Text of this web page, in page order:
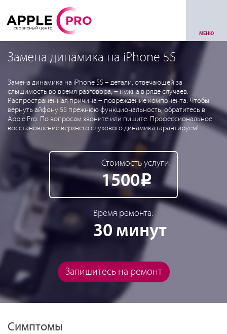
МЕНЮ
Замена динамика на iPhone 5S
Замена динамика на iPhone 5S – детали, отвечающей за
слышимость во время разговора, – нужна в ряде случаев.
Распространенная причина – повреждение компонента. Чтобы
вернуть айфону 5S прежнюю функциональность, обратитесь в
Apple Pro. По вопросам звоните или пишите. Профессиональное
восстановление верхнего слухового динамика гарантируем!
Стоимость услуги:
1500Р
Время ремонта:
30 минут
Запишитесь на ремонт
Симптомы